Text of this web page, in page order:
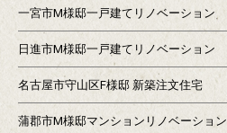
一宮市M様邸一戸建てリノベーション
日進市M様邸一戸建てリノベーション
名古屋市守山区F様邸 新築注文住宅
蒲郡市M様邸マンションリノベーション